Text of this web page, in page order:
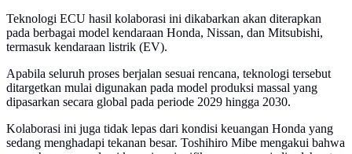
Teknologi ECU hasil kolaborasi ini dikabarkan akan diterapkan
pada berbagai model kendaraan Honda, Nissan, dan Mitsubishi,
termasuk kendaraan listrik (EV).
Apabila seluruh proses berjalan sesuai rencana, teknologi tersebut
ditargetkan mulai digunakan pada model produksi massal yang
dipasarkan secara global pada periode 2029 hingga 2030.
Kolaborasi ini juga tidak lepas dari kondisi keuangan Honda yang
sedang menghadapi tekanan besar. Toshihiro Mibe mengakui bahwa